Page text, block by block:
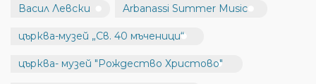
Васил Левски Arbanassi Summer Music
църква-музей „Св. 40 мъченици“
църква- музей "Рождество Христово"